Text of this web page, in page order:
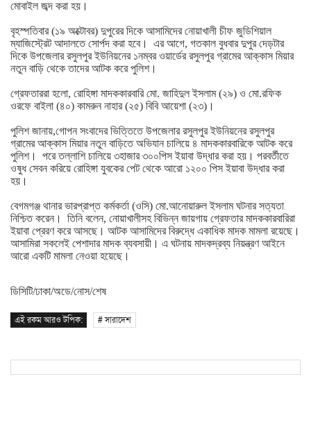
মোবাইল জব্দ করা হয়।
বৃহস্পতিবার(১৯ অক্টোবর) দুপুরের দিকে আসামিদের নোয়াখালী চীফ জুডিশিয়াল
ম্যাজিস্ট্রেট আদালতে সোর্পদ করা হবে। এর আগে, গতকাল বুধবার দুপুর দেড়টার
দিকে উপজেলার রসুলপুর ইউনিয়নের ১নম্বর ওয়ার্ডের রসুলপুর গ্রামের আক্কাস মিয়ার
নতুন বাড়ি থেকে তাদের আটক করে পুলিশ।
গ্রেফতাররা হলো, রোহিঙ্গা মাদককারবারি মো. জাহিদুল ইসলাম(২৯) ও মো.রফিক
ওরফে বাইলা (৪০) কামরুন নাহার(২৫) বিবি আয়েশা (২৩) ।
পুলিশ জানায়,গোপন সংবাদের ভিত্তিতে উপজেলার রসুলপুর ইউনিয়নের রসুলপুর
গ্রামের আক্কাস মিয়ার নতুন বাড়িতে অভিযান চালিয়ে ৪ মাদককারবারিকে আটক করে
পুলিশ।
পরে তল্লাশি চালিয়ে ৩হাজার ৩০০পিস ইয়াবা উদ্ধার করা হয়। পরবর্তীতে
ওষুধ সেবন করিয়ে রোহিঙ্গা যুবকের পেট থেকে আরো ১২০০ পিস ইয়াবা উদ্ধার করা
হয়।
বেগমগঞ্জ থানার ভারপ্রাপ্ত কর্মকর্তা (ওসি) মো.আনোয়ারুল ইসলাম ঘটনার সত্যতা
নিশ্চিত করেন। তিনি বলেন, নোয়াখালীসহ বিভিন্ন জায়গায় গ্রেফতার মাদককারবারিরা
ইয়াবা প্রেরণ করে আসছে। আটক আসামিদের বিরুদ্ধে একাধিক মাদক মামলা রয়েছে।
আসামিরা সকলেই পেশাদার মাদক ব্যবসায়ী। এ ঘটনায় মাদকদ্রব্য নিয়ন্ত্রণ আইনে
আরো একটি মামলা নেওয়া হয়েছে।
ডিসিটি/ঢাকা/অডে/নোস/শেষ
এই রকম আরও টপিক: # সারাদেশ